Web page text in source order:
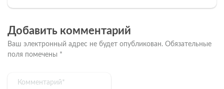
Добавить комментарий
Ваш электронный адрес не будет опубликован. Обязательные
поля помечены *